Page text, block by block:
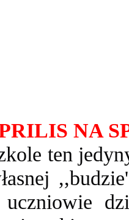
NA
ten
uczniowie